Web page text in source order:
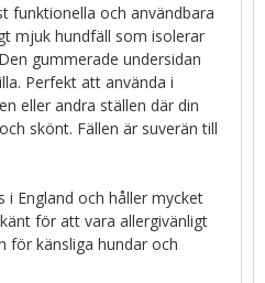
funktionella och användbara
mjuk hundfäll som isolerar
gummerade undersidan
Perfekt att använda i
eller andra ställen där din
skönt. Fällen är suverän till
i England och håller mycket
för att vara allergivänligt
för känsliga hundar och